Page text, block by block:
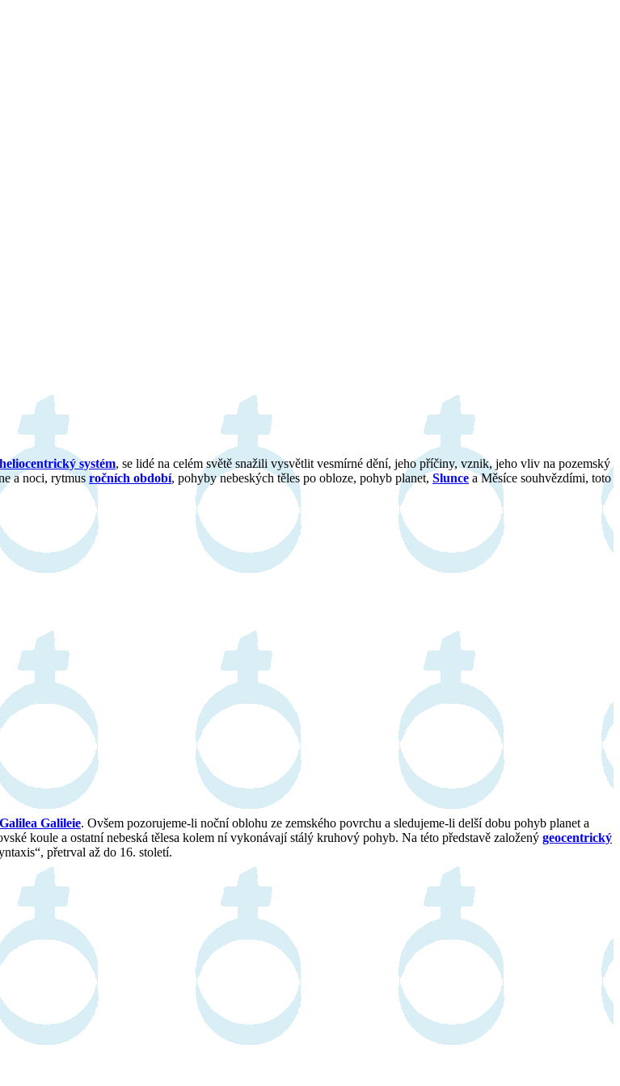
heliocentrický systém, se lidé na celém světě snažili vysvětlit vesmírné dění, jeho příčiny, vznik, jeho vliv na pozemský
a noci, rytmus ročních období, pohyby nebeských těles po obloze, pohyb planet, Slunce a Měsíce souhvězdími, toto
Galilea Galileie. Ovšem pozorujeme-li noční oblohu ze zemského povrchu a sledujeme-li delší dobu pohyb planet a
koule a ostatní nebeská tělesa kolem ní vykonávají stálý kruhový pohyb. Na této představě založený geocentrický
přetrval až do 16. století.